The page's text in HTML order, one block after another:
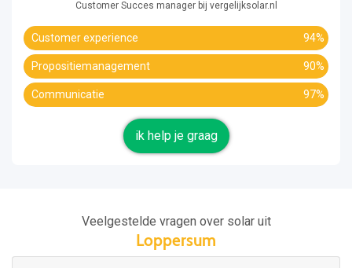
Customer Succes manager bij vergelijksolar.nl
Customer experience 94%
Propositiemanagement 90%
Communicatie 97%
ik help je graag
Veelgestelde vragen over solar uit
Loppersum